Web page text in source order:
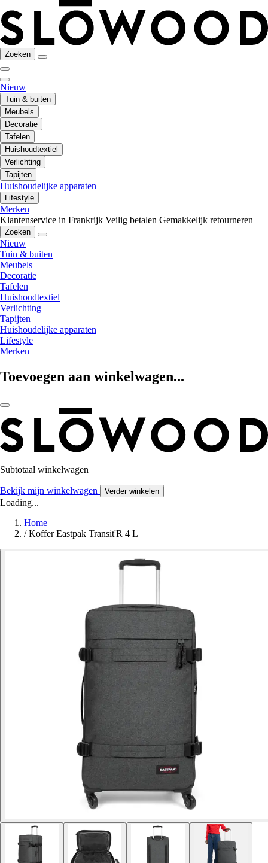
Zoeken
Nieuw
Tuin & buiten
Meubels
Decoratie
Tafelen
Huishoudtextiel
Verlichting
Tapijten
Huishoudelijke apparaten
Lifestyle
Merken
Klantenservice in Frankrijk Veilig betalen Gemakkelijk retourneren
Zoeken
Nieuw
Tuin & buiten
Meubels
Decoratie
Tafelen
Huishoudtextiel
Verlichting
Tapijten
Huishoudelijke apparaten
Lifestyle
Merken
Toevoegen aan winkelwagen...
Subtotaal winkelwagen
Bekijk mijn winkelwagen Verder winkelen
Loading...
Home
/ Koffer Eastpak Transit'R 4 L